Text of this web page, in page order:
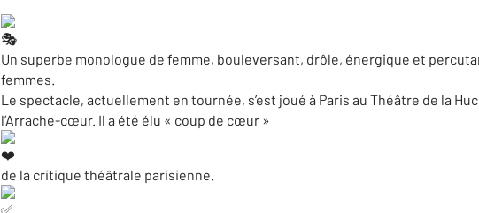
Un superbe monologue de femme, bouleversant, drôle, énergique et
femmes.
Le spectacle, actuellement en tournée, s’est joué à Paris au Théâtre de la
l’Arrache-cœur. Il a été élu « coup de cœur »
de la critique théâtrale parisienne.